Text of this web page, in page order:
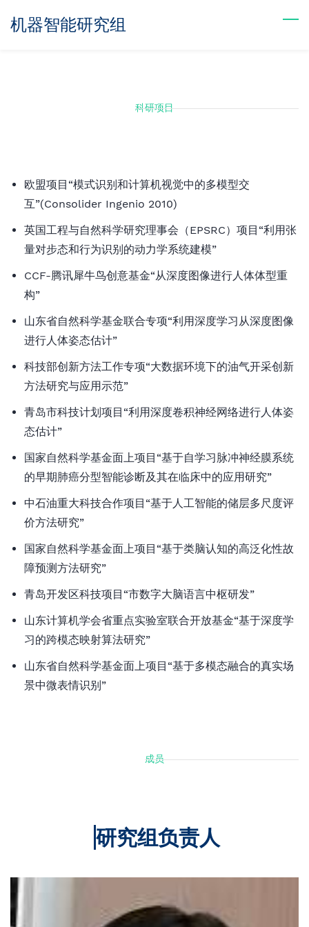
to机器智能研究组
科研项目
欧盟项目“模式识别和计算机视觉中的多模型交
互”(Consolider Ingenio 2010)
英国工程与自然科学研究理事会（EPSRC）项目“利用张
量对步态和行为识别的动力学系统建模”
CCF-腾讯犀牛鸟创意基金“从深度图像进行人体体型重
构”
山东省自然科学基金联合专项“利用深度学习从深度图像
进行人体姿态估计”
科技部创新方法工作专项“大数据环境下的油气开采创新
方法研究与应用示范”
青岛市科技计划项目“利用深度卷积神经网络进行人体姿
态估计”
国家自然科学基金面上项目“基于自学习脉冲神经膜系统
的早期肺癌分型智能诊断及其在临床中的应用研究”
中石油重大科技合作项目“基于人工智能的储层多尺度评
价方法研究”
国家自然科学基金面上项目“基于类脑认知的高泛化性故
障预测方法研究”
青岛开发区科技项目“市数字大脑语言中枢研发”
山东计算机学会省重点实验室联合开放基金“基于深度学
习的跨模态映射算法研究”
山东省自然科学基金面上项目“基于多模态融合的真实场
景中微表情识别”
成员
研究组负责人